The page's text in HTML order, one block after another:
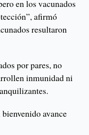
en los vacunados
afirmó
resultaron
por pares, no
inmunidad ni
avance